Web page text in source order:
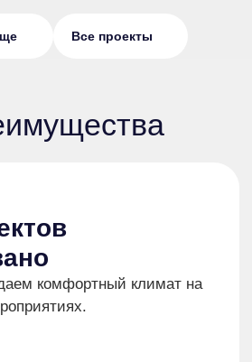
Все проекты
всем